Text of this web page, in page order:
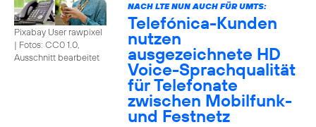
Pixabay User rawpixel
| Fotos: CC0 1.0,
Ausschnitt bearbeitet
NACH LTE NUN AUCH FÜR UMTS:
Telefónica-Kunden
nutzen
ausgezeichnete HD
Voice-Sprachqualität
für Telefonate
zwischen Mobilfunk-
und Festnetz